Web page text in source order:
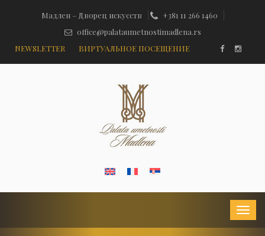
Мадлен – Дворец искусств
+381 11 266 1460
office@palataumetnostimadlena.rs
NEWSLETTER
ВИРТУАЛЬНОЕ ПОСЕЩЕНИЕ